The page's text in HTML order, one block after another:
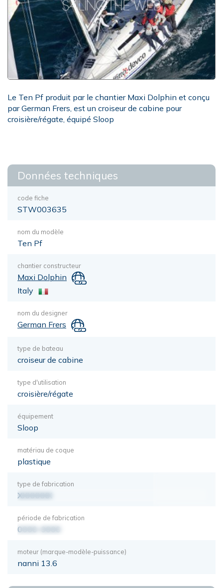
Le Ten Pf produit par le chantier Maxi Dolphin et conçu
par German Frers, est un croiseur de cabine pour
croisière/régate, équipé Sloop
Données techniques
code fiche
STW003635
nom du modèle
Ten Pf
chantier constructeur
Maxi Dolphin
Italy
nom du designer
German Frers
type de bateau
croiseur de cabine
type d'utilisation
croisière/régate
équipement
Sloop
matériau de coque
plastique
type de fabrication
XXXXXXX
période de fabrication
0000-0000
moteur (marque-modèle-puissance)
nanni 13.6